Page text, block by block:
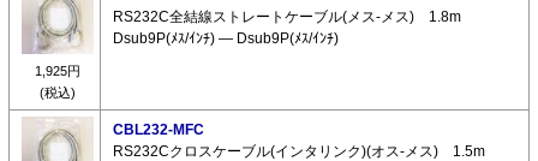
1,925円
(税込)
RS232C全結線ストレートケーブル(メス-メス) 1.8m
Dsub9P(ﾒｽ/ｲﾝﾁ) ― Dsub9P(ﾒｽ/ｲﾝﾁ)
CBL232-MFC
RS232Cクロスケーブル(インタリンク)(オス-メス) 1.5m